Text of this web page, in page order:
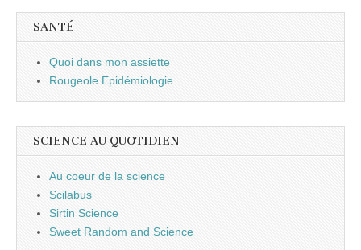
SANTÉ
Quoi dans mon assiette
Rougeole Epidémiologie
SCIENCE AU QUOTIDIEN
Au coeur de la science
Scilabus
Sirtin Science
Sweet Random and Science